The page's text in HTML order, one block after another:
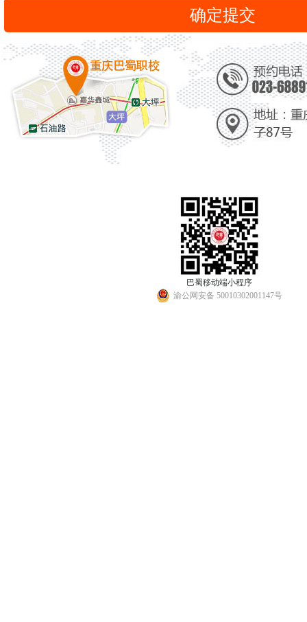
巴蜀移动端小程序
渝公网安备 50010302001147号